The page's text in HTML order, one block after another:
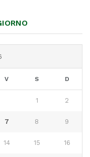
V S D
1 2
7 8 9
14 15 16